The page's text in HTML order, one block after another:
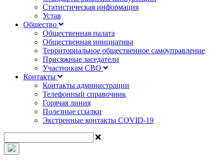
Статистическая информация
Устав
Общество
Общественная палата
Общественная инициатива
Территориальное общественное самоуправление
Присяжные заседатели
Участникам СВО
Контакты
Контакты администрации
Телефонный справочник
Горячая линия
Полезные ссылки
Экстренные контакты COVID-19